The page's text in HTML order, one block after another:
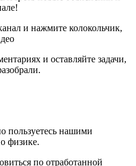
и нажмите колокольчик,
и оставляйте задачи,
пользуетесь нашими
физике.
по отработанной